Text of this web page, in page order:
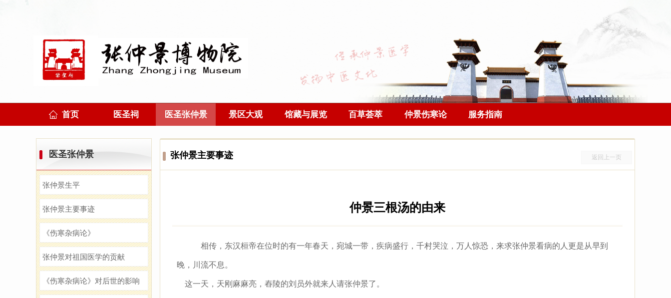
首页 医圣祠 医圣张仲景 景区大观 馆藏与展览 百草荟萃 仲景伤寒论 服务指南
医圣张仲景
张仲景生平
张仲景主要事迹
《伤寒杂病论》
张仲景对祖国医学的贡献
《伤寒杂病论》对后世的影响
张仲景主要事迹 返回上一页
仲景三根汤的由来
相传，东汉桓帝在位时的有一年春天，宛城一带，疾病盛行，千村哭泣，万人惊恐，来求张仲景看病的人更是从早到
晚，川流不息。
这一天，天刚麻麻亮，舂陵的刘员外就来人请张仲景了。